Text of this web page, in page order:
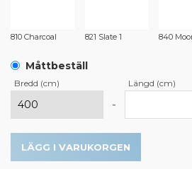
810 Charcoal 821 Slate 1 840
Måttbeställ
Bredd (cm)
-
Längd (cm)
LÄGG I VARUKORGEN